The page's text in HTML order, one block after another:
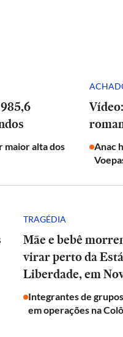
maior alta dos
Anac
TRAGÉDIA
Mãe e bebê
virar perto da
Liberdade, em
Integrantes de
em operações na